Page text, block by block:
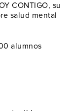
CONTIGO, su
salud mental
alumnos